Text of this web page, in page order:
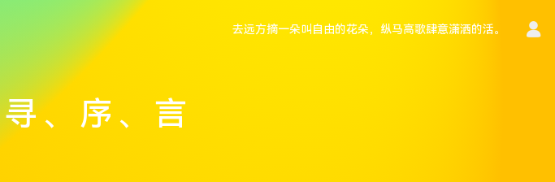
去远方摘一朵叫自由的花朵，纵马高歌肆意潇洒的活。
寻、序、言